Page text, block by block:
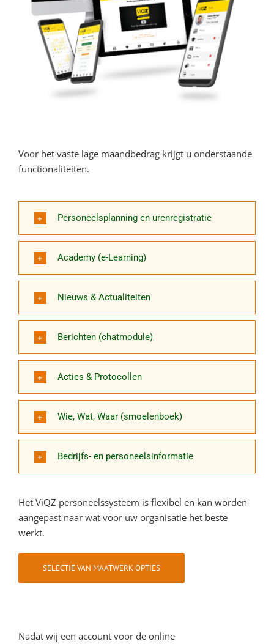
Voor het vaste lage maandbedrag krijgt u onderstaande
functionaliteiten.
Personeelsplanning en urenregistratie
Academy (e-Learning)
Nieuws & Actualiteiten
Berichten (chatmodule)
Acties & Protocollen
Wie, Wat, Waar (smoelenboek)
Bedrijfs- en personeelsinformatie
Het ViQZ personeelssysteem is flexibel en kan worden
aangepast naar wat voor uw organisatie het beste
werkt.
SELECTIE VAN MAATWERK OPTIES
Nadat wij een account voor de online